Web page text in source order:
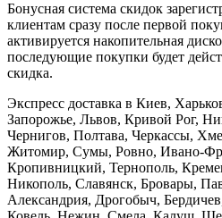
Бонусная система скидок
клиентам сразу после первой
активируется накопительная
последующие покупки будет
скидка.
Экспресс доставка в Киев,
Запорожье, Львов, Кривой Рог,
Чернигов, Полтава, Черкассы,
Житомир, Сумы, Ровно, Ивано-
Кропивницкий, Тернополь,
Никополь, Славянск, Бровары,
Александрия, Дрогобыч,